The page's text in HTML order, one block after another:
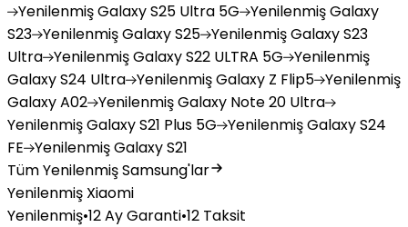
YenilenmişGalaxy S25 Ultra 5G YenilenmişGalaxy
S23 YenilenmişGalaxy S25 YenilenmişGalaxy S23
Ultra YenilenmişGalaxy S22 ULTRA 5G Yenilenmiş
Galaxy S24 Ultra YenilenmişGalaxy Z Flip5 Yenilenmiş
Galaxy A02 YenilenmişGalaxy Note 20 Ultra
YenilenmişGalaxy S21 Plus 5G YenilenmişGalaxy S24
FE YenilenmişGalaxy S21
Tüm Yenilenmiş Samsung'lar
Yenilenmiş Xiaomi
Yenilenmiş•12 Ay Garanti•12 Taksit